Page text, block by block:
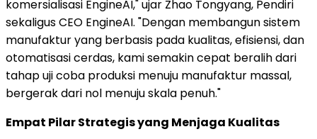
komersialisasi EngineAI," ujar Zhao Tongyang, Pendiri
sekaligus CEO EngineAI. "Dengan membangun sistem
manufaktur yang berbasis pada kualitas, efisiensi, dan
otomatisasi cerdas, kami semakin cepat beralih dari
tahap uji coba produksi menuju manufaktur massal,
bergerak dari nol menuju skala penuh."
Empat Pilar Strategis yang Menjaga Kualitas